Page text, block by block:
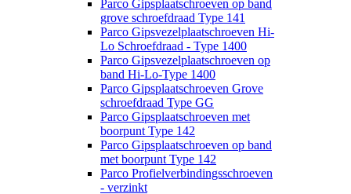
Parco Gipsplaatschroeven op band
grove schroefdraad Type 141
Parco Gipsvezelplaatschroeven Hi-
Lo Schroefdraad - Type 1400
Parco Gipsvezelplaatschroeven op
band Hi-Lo-Type 1400
Parco Gipsplaatschroeven Grove
schroefdraad Type GG
Parco Gipsplaatschroeven met
boorpunt Type 142
Parco Gipsplaatschroeven op band
met boorpunt Type 142
Parco Profielverbindingsschroeven
- verzinkt